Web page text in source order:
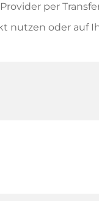
per
nutzen oder auf
der Zahlung